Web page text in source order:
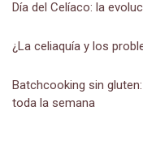
Día del Celíaco: la
¿La celiaquía y los
Batchcooking sin
toda la semana